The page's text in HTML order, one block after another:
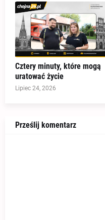
Cztery minuty, które mogą
uratować życie
Lipiec 24, 2026
Prześlij komentarz